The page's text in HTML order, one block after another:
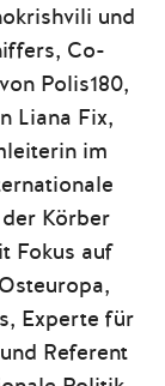
und
Co-
Polis180,
Liana Fix,
im
Körber
Fokus auf
Experte für
Referent